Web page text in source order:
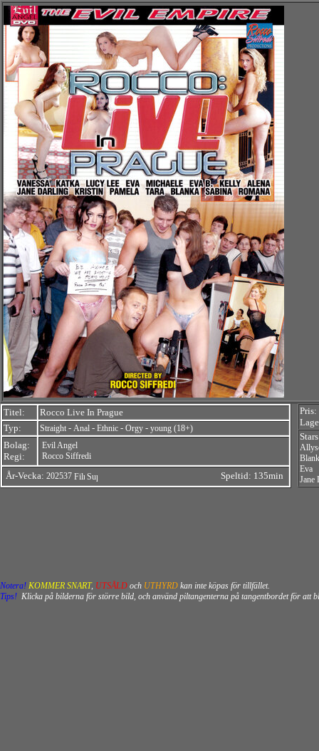
Titel:
Rocco Live In Prague
Typ:
Straight - Anal - Ethnic - Orgy - young (18+)
Bolag:
Regi:
Evil Angel
Rocco Siffredi
År-Vecka: 202537 Speltid: 135min
Eva
Jane
Notera! KOMMER SNART, UTSÅLD och UTHYRD kan inte köpas för tillfället.
Tips! Klicka på bilderna för större bild, och använd piltangenterna på tangentbordet för att